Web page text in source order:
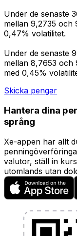
Under de senaste
mellan 9,2735 och
0,47% volatilitet.
Under de senaste
mellan 8,7653 och
med 0,45%
Skicka pengar
Hantera dina
språng
Xe-appen har allt
valutor, ställ in
utomlands utan